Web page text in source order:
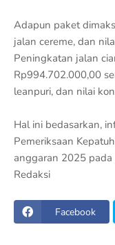
Adapun paket
jalan cereme, dan
Peningkatan jalan
Rp994.702.000,00
leanpuri, dan nilai
Hal ini bedasarkan,
Pemeriksaan
anggaran 2025
Redaksi
Facebook